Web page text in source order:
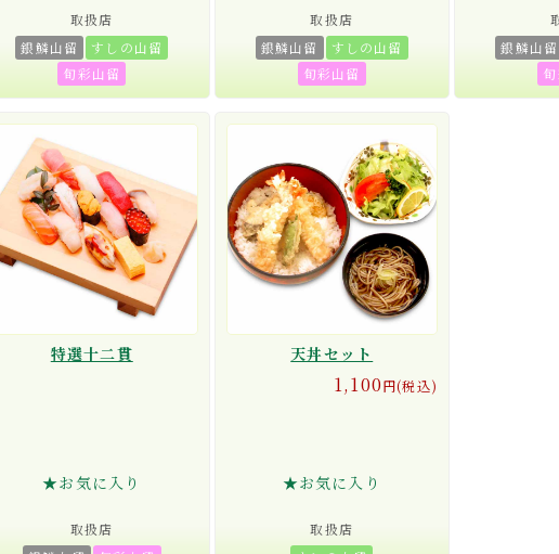
取扱店
銀鱗山留
すしの山留
旬彩山留
取扱店
銀鱗山留
すしの山留
旬彩山留
銀鱗山留
特選十二貫
★お気に入り
取扱店
天丼セット
1,100円(税込)
★お気に入り
取扱店